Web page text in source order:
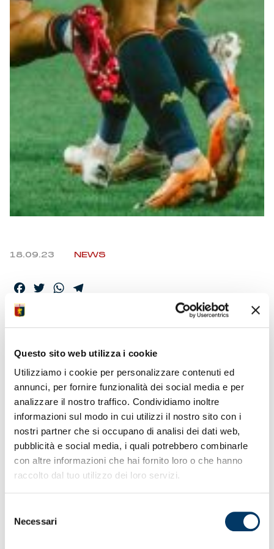
Questo sito web utilizza i cookie
Utilizziamo i cookie per personalizzare contenuti ed
annunci, per fornire funzionalità dei social media e per
analizzare il nostro traffico. Condividiamo inoltre
informazioni sul modo in cui utilizzi il nostro sito con i
nostri partner che si occupano di analisi dei dati web,
pubblicità e social media, i quali potrebbero combinarle
con altre informazioni che hai fornito loro o che hanno
raccolto dal tuo utilizzo dei loro servizi.
delNecessari
Summer Sale
Mare
Outlet
Helan x Genoa
Isolani x Genoa
18.09.23 NEWS
Facebook
TwitterWhatsApp
ACCREDITI MEDIA
ENTRO SABATO
Richiesta accrediti– Le richieste di accrediti media per la
partita con As Roma, sesta giornata Serie A Tim 2023/24 e
in programma giovedì 28 settembre (stadio “Ferraris”, ore
20:45), possono essere inoltrate entro sabato p.v. alla mail
ufficiostampa@genoacfc.it . Nelle domande occorre
consentito ai possessori di titolo di accesso emesso dal